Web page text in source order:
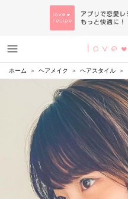
ホーム ヘアメイク ヘアスタイル